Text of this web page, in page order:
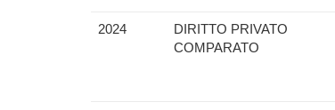
2024
DIRITTO PRIVATO
COMPARATO